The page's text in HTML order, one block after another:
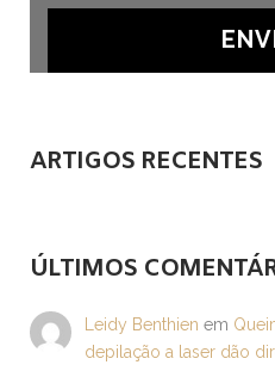
ARTIGOS RECENTES
ÚLTIMOS
Leidy Benthien em
depilação a laser dão